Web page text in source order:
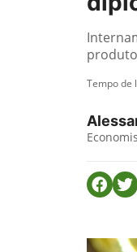
Tempo de